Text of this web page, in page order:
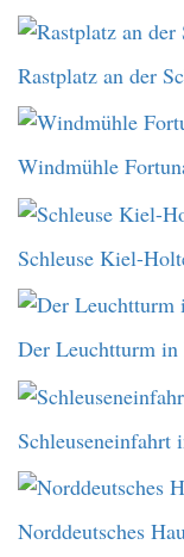
Rastplatz an der
Windmühle
Schleuse Kiel-
Der Leuchtturm
Schleuseneinfahrt
Norddeutsches